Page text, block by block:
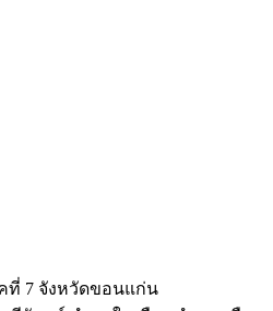
ที่ 7 จังหวัดขอนแก่น